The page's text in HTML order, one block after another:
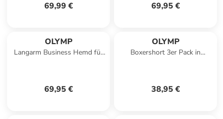
69,99 € 69,95 €
OLYMP
Langarm Business Hemd für
69,95 €
OLYMP
Boxershort 3er Pack in
38,95 €